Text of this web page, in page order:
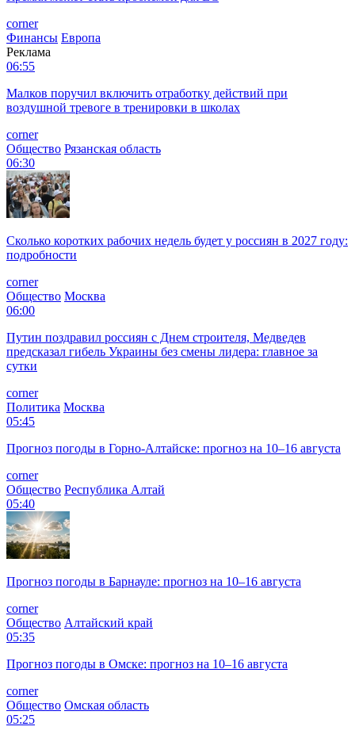
corner
Финансы Европа
Реклама
06:55
Малков поручил включить отработку действий при
воздушной тревоге в тренировки в школах
corner
Общество Рязанская область
06:30
Сколько коротких рабочих недель будет у россиян в 2027 году:
подробности
corner
Общество Москва
06:00
Путин поздравил россиян с Днем строителя, Медведев
предсказал гибель Украины без смены лидера: главное за
сутки
corner
Политика Москва
05:45
Прогноз погоды в Горно-Алтайске: прогноз на 10–16 августа
corner
Общество Республика Алтай
05:40
Прогноз погоды в Барнауле: прогноз на 10–16 августа
corner
Общество Алтайский край
05:35
Прогноз погоды в Омске: прогноз на 10–16 августа
corner
Общество Омская область
05:25